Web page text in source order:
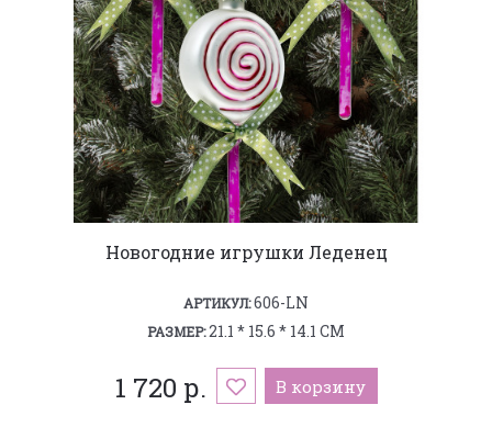
Новогодние игрушки Леденец
АРТИКУЛ:606-LN
РАЗМЕР:21.1 * 15.6 * 14.1 СМ
1 720 р. В корзину